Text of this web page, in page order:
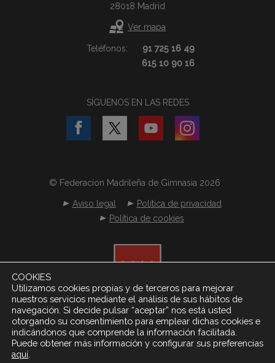
28018 Madrid
Ver mapa
Teléfonos:
91 725 16 49
615 10 90 16
SÍGUENOS EN LAS REDES
© Federacion Madrileña de Gimnasia 2026
Aviso legal
Política de privacidad
Política de cookies
COOKIES
Utilizamos cookies propias y de terceros para mejorar
nuestros servicios mediante el análisis de sus hábitos de
navegación. Si decide pulsar “aceptar” nos está usted
otorgando su consentimiento para emplear dichas cookies e
indicándonos que comprende la información facilitada.
Puede obtener más información y configurar sus preferencias
aquí